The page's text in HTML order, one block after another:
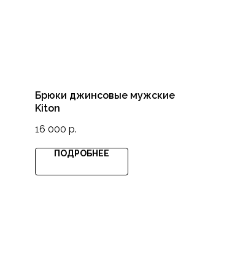
Брюки джинсовые мужские
Kiton
16 000 р.
ПОДРОБНЕЕ